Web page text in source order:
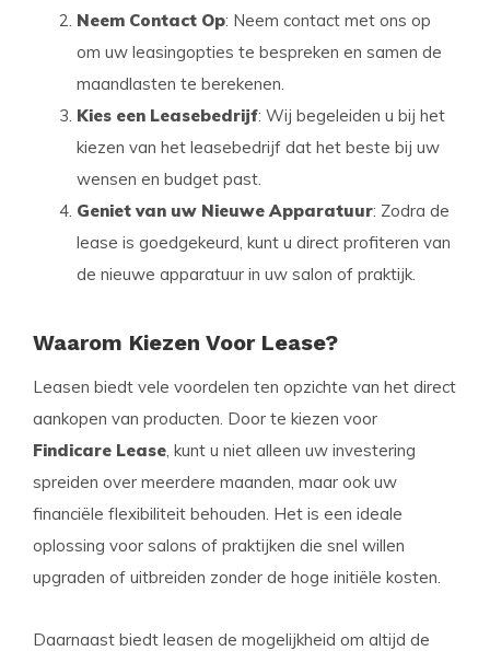
Neem Contact Op: Neem contact met ons op
om uw leasingopties te bespreken en samen de
maandlasten te berekenen.
Kies een Leasebedrijf: Wij begeleiden u bij het
kiezen van het leasebedrijf dat het beste bij uw
wensen en budget past.
Geniet van uw Nieuwe Apparatuur: Zodra de
lease is goedgekeurd, kunt u direct profiteren van
de nieuwe apparatuur in uw salon of praktijk.
Waarom Kiezen Voor Lease?
Leasen biedt vele voordelen ten opzichte van het direct
aankopen van producten. Door te kiezen voor
Findicare Lease, kunt u niet alleen uw investering
spreiden over meerdere maanden, maar ook uw
financiële flexibiliteit behouden. Het is een ideale
oplossing voor salons of praktijken die snel willen
upgraden of uitbreiden zonder de hoge initiële kosten.
Daarnaast biedt leasen de mogelijkheid om altijd de